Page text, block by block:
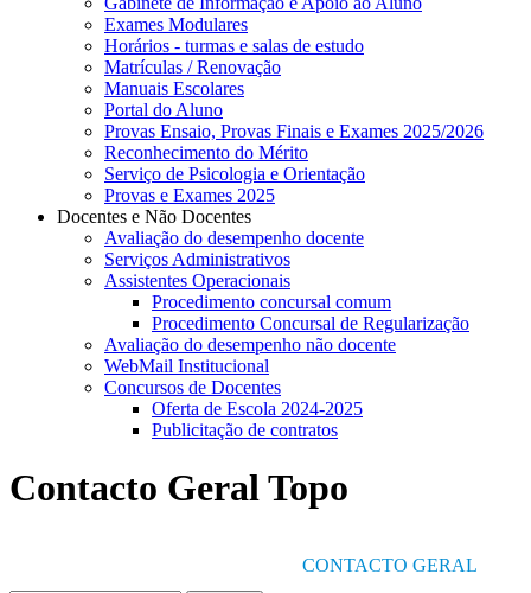
Exames Modulares
Horários - turmas e salas de estudo
Matrículas / Renovação
Manuais Escolares
Portal do Aluno
Provas Ensaio, Provas Finais e Exames 2025/2026
Reconhecimento do Mérito
Serviço de Psicologia e Orientação
Provas e Exames 2025
Docentes e Não Docentes
Avaliação do desempenho docente
Serviços Administrativos
Assistentes Operacionais
Procedimento concursal comum
Procedimento Concursal de Regularização
Avaliação do desempenho não docente
WebMail Institucional
Concursos de Docentes
Oferta de Escola 2024-2025
Publicitação de contratos
Contacto Geral Topo
CONTACTO GERAL